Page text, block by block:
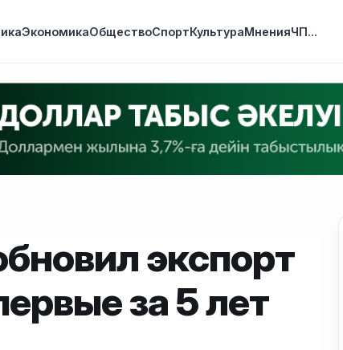
ЭкономикаОбществоСпортКультураМненияЧП...
экспорт
за 5 лет